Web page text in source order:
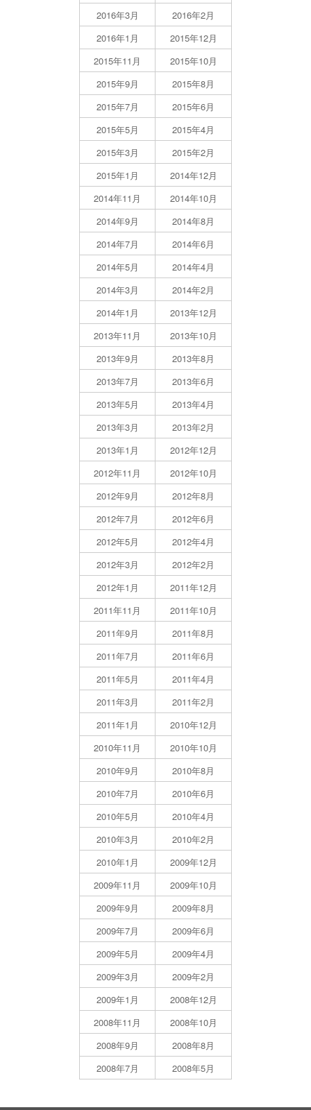
2016年3月
2016年2月
2016年1月
2015年12月
2015年11月
2015年10月
2015年9月
2015年8月
2015年7月
2015年6月
2015年5月
2015年4月
2015年3月
2015年2月
2015年1月
2014年12月
2014年11月
2014年10月
2014年9月
2014年8月
2014年7月
2014年6月
2014年5月
2014年4月
2014年3月
2014年2月
2014年1月
2013年12月
2013年11月
2013年10月
2013年9月
2013年8月
2013年7月
2013年6月
2013年5月
2013年4月
2013年3月
2013年2月
2013年1月
2012年12月
2012年11月
2012年10月
2012年9月
2012年8月
2012年7月
2012年6月
2012年5月
2012年4月
2012年3月
2012年2月
2012年1月
2011年12月
2011年11月
2011年10月
2011年9月
2011年8月
2011年7月
2011年6月
2011年5月
2011年4月
2011年3月
2011年2月
2011年1月
2010年12月
2010年11月
2010年10月
2010年9月
2010年8月
2010年7月
2010年6月
2010年5月
2010年4月
2010年3月
2010年2月
2010年1月
2009年12月
2009年11月
2009年10月
2009年9月
2009年8月
2009年7月
2009年6月
2009年5月
2009年4月
2009年3月
2009年2月
2009年1月
2008年12月
2008年11月
2008年10月
2008年9月
2008年8月
2008年7月
2008年5月